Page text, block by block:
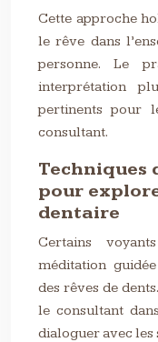
Cette approche
le rêve dans
personne. Le
interprétation
pertinents pour
consultant.
Techniques
pour
dentaire
Certains
méditation
des rêves de
le consultant
dialoguer avec les